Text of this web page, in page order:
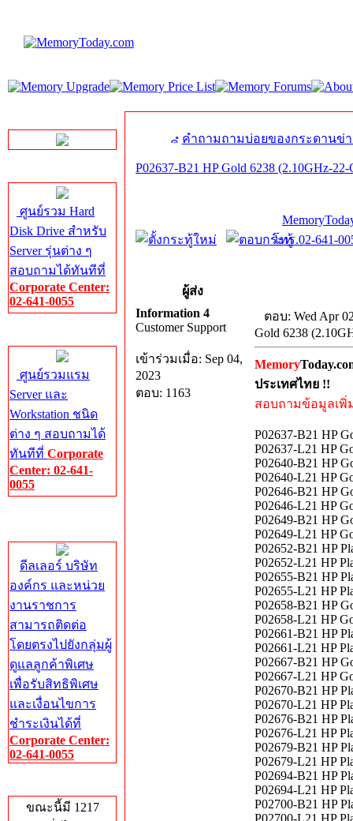
ศูนย์รวม Hard
Disk Drive สำหรับ
Server รุ่นต่าง ๆ
สอบถามได้ทันทีที่
Corporate Center:
02-641-0055
ศูนย์รวมแรม
Server และ
Workstation ชนิด
ต่าง ๆ สอบถามได้
ทันทีที่ Corporate
Center: 02-641-
0055
ดีลเลอร์ บริษัท
องค์กร และหน่วย
งานราชการ
สามารถติดต่อ
โดยตรงไปยังกลุ่มผู้
ดูแลลูกค้าพิเศษ
เพื่อรับสิทธิพิเศษ
และเงื่อนไขการ
ชำระเงินได้ที่
Corporate Center:
02-641-0055
ขณะนี้มี 1217
คำถามถามบ่อยของกระดานข่
P02637-B21 HP Gold 6238 (2.10GHz-
โทร.02-641-
ผู้ส่ง
Information 4
Customer Support
เข้าร่วมเมื่อ: Sep 04,
2023
ตอบ: 1163
ตอบ: Wed Apr
Gold 6238
Memory
ประเทศไทย !!
สอบถามข้อมูลเพิ่
P02637-B21 HP
P02637-L21 HP
P02640-B21 HP
P02640-L21 HP
P02646-B21 HP
P02646-L21 HP
P02649-B21 HP
P02649-L21 HP
P02652-B21 HP
P02652-L21 HP
P02655-B21 HP
P02655-L21 HP
P02658-B21 HP
P02658-L21 HP
P02661-B21 HP
P02661-L21 HP
P02667-B21 HP
P02667-L21 HP
P02670-B21 HP
P02670-L21 HP
P02676-B21 HP
P02676-L21 HP
P02679-B21 HP
P02679-L21 HP
P02694-B21 HP
P02694-L21 HP
P02700-B21 HP
P02700-L21 HP